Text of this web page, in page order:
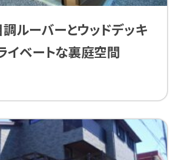
ルーバーとウッドデッキ
イベートな裏庭空間